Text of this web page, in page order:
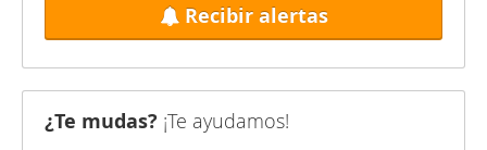
Recibir alertas
¿Te mudas? ¡Te ayudamos!